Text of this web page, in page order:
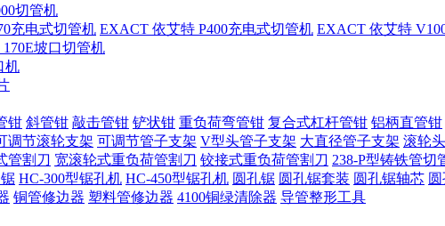
切管机
充电式切管机 EXACT 依艾特 P400充电式切管机 EXACT 依艾特
坡口切管机
机
钳 斜管钳 敲击管钳 铲状钳 重负荷弯管钳 复合式杠杆管钳 铝柄直管钳
调节滚轮支架 可调节管子支架 V型头管子支架 大直径管子支架 滚轮
管割刀 宽滚轮式重负荷管割刀 铰接式重负荷管割刀 238-P型铸铁管切
HC-300型锯孔机 HC-450型锯孔机 圆孔锯 圆孔锯套装 圆孔锯轴芯
铜管修边器 塑料管修边器 4100铜绿清除器 导管整形工具